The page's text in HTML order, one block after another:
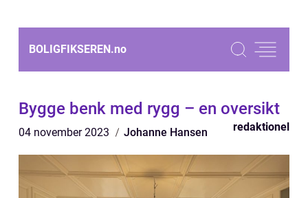
BOLIGFIKSEREN.no
Bygge benk med rygg – en oversikt
04 november 2023 Johanne Hansen redaktionel